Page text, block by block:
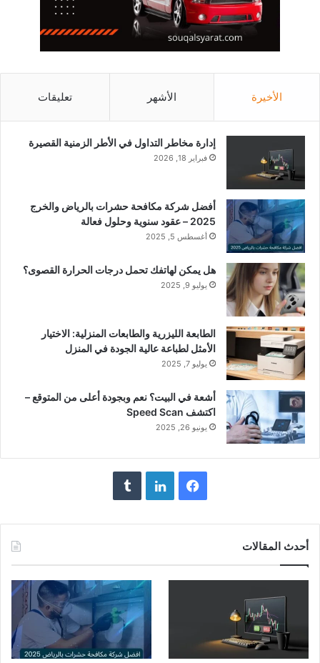
الأخيرة الأشهر تعليقات
إدارة مخاطر التداول في الأطر الزمنية القصيرة
فبراير 18, 2026
أفضل شركة مكافحة حشرات بالرياض والخرج
2025 – عقود سنوية وحلول فعالة
أغسطس 5, 2025
هل يمكن لهاتفك تحمل درجات الحرارة القصوى؟
يوليو 9, 2025
الطابعة الليزرية والطابعات المنزلية: الاختيار
الأمثل لطباعة عالية الجودة في المنزل
يوليو 7, 2025
أشعة في البيت؟ نعم وبجودة أعلى من المتوقع –
اكتشف Speed Scan
يونيو 26, 2025
فيسبوكلينكدإن
‏Tumblr
أحدث المقالات